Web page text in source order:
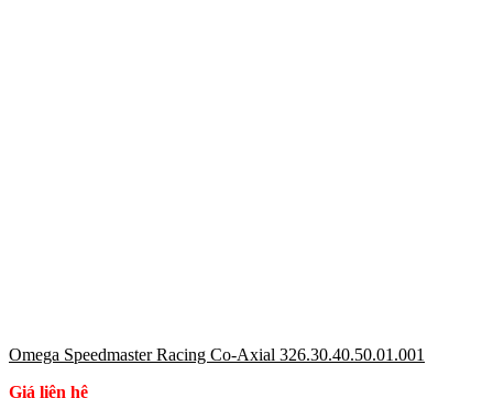
Omega Speedmaster Racing Co-Axial 326.30.40.50.01.001
Giá liên hệ